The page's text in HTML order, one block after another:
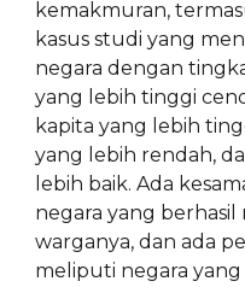
kemakmuran,
kasus studi yang
negara dengan
yang lebih tinggi
kapita yang lebih
yang lebih rendah,
lebih baik. Ada
negara yang
warganya, dan ada
meliputi negara